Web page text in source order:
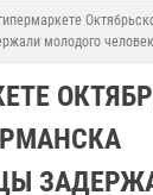
молодого